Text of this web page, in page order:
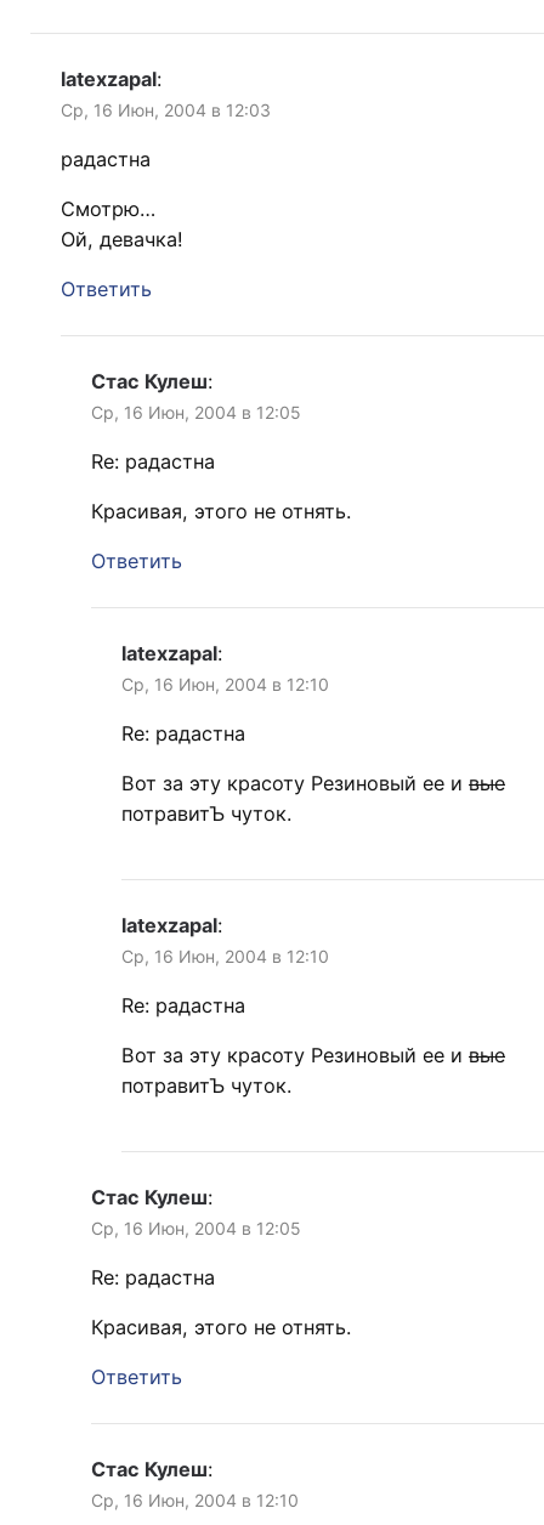
latexzapal:
Ср, 16 Июн, 2004 в 12:03
радастна
Смотрю…
Ой, девачка!
Ответить
Стас Кулеш:
Ср, 16 Июн, 2004 в 12:05
Re: радастна
Красивая, этого не отнять.
Ответить
latexzapal:
Ср, 16 Июн, 2004 в 12:10
Re: радастна
Вот за эту красоту Резиновый ее и вые
потравитЪ чуток.
latexzapal:
Ср, 16 Июн, 2004 в 12:10
Re: радастна
Вот за эту красоту Резиновый ее и вые
потравитЪ чуток.
Стас Кулеш:
Ср, 16 Июн, 2004 в 12:05
Re: радастна
Красивая, этого не отнять.
Ответить
Стас Кулеш:
Ср, 16 Июн, 2004 в 12:10